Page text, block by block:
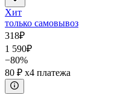
Хит
только самовывоз
318₽
1 590₽
−80%
80 ₽ x4 платежа